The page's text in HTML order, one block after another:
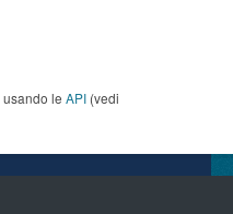
le API (vedi